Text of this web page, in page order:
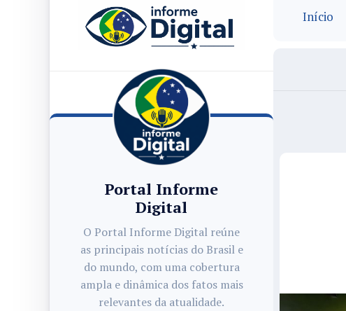
Portal Informe
Digital
O Portal Informe Digital reúne
as principais notícias do Brasil e
do mundo, com uma cobertura
ampla e dinâmica dos fatos mais
relevantes da atualidade.
Início